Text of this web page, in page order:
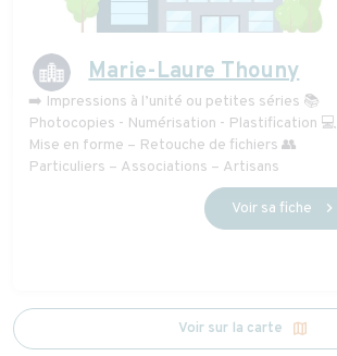
Marie-Laure Thouny
➡️ Impressions à l’unité ou petites séries 📚
Photocopies - Numérisation - Plastification 💻
Mise en forme – Retouche de fichiers 👥
Particuliers – Associations – Artisans
Voir sa fiche chevron_right
Voir sur la carte map